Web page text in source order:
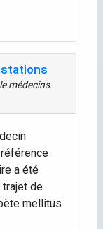
médecins
a été
trajet de
mellitus